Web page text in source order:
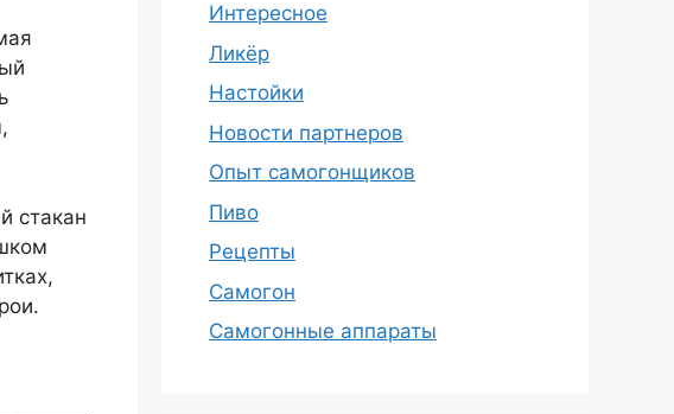
стакан
Интересное
Ликёр
Настойки
Новости партнеров
Опыт самогонщиков
Пиво
Рецепты
Самогон
Самогонные аппараты